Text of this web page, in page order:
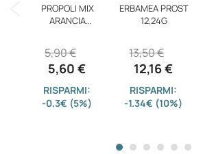
PROPOLI MIX
ARANCIA
5,60 €
5,90 €
RISPARMI:
-0.3€ (5%)
ERBAMEA PROST
12,24G
12,16 €
13,50 €
RISPARMI:
-1.34€ (10%)